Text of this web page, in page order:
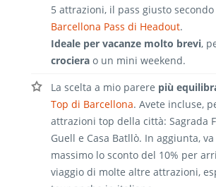
5 attrazioni, il pass giusto
Barcellona Pass di Headout.
Ideale per vacanze molto brevi,
crociera o un mini weekend.
La scelta a mio parere più
Top di Barcellona. Avete incluse,
attrazioni top della città: Sagrada
Guell e Casa Batllò. In aggiunta,
massimo lo sconto del 10% per
viaggio di molte altre attrazioni,